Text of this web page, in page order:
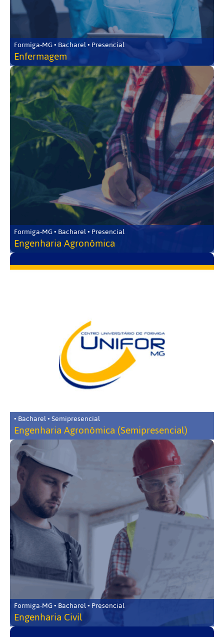
Formiga-MG • Bacharel • Presencial
Enfermagem
Formiga-MG • Bacharel • Presencial
Engenharia Agronômica
• Bacharel • Semipresencial
Engenharia Agronômica (Semipresencial)
Formiga-MG • Bacharel • Presencial
Engenharia Civil